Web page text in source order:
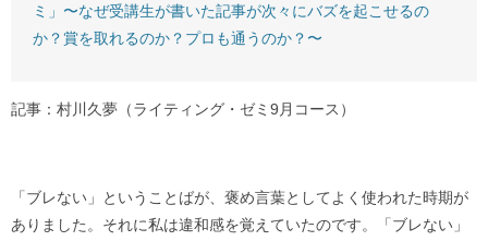
ミ」〜なぜ受講生が書いた記事が次々にバズを起こせるの
か？賞を取れるのか？プロも通うのか？〜
記事：村川久夢（ライティング・ゼミ9月コース）
「ブレない」ということばが、褒め言葉としてよく使われた時期が
ありました。それに私は違和感を覚えていたのです。「ブレない」